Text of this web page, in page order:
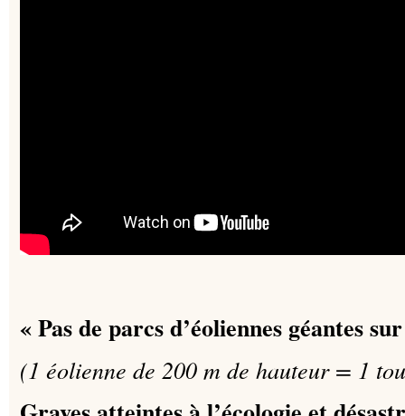
« Pas de parcs d’éoliennes géantes
(1 éolienne de 200 m de hauteur = 1